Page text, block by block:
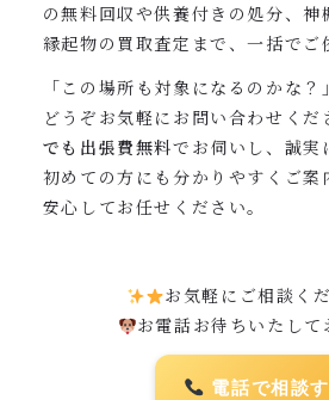
の無料回収や供養付きの処分、神
縁起物の買取査定まで、一括でご
「この場所も対象になるのかな？
どうぞお気軽にお問い合わせくだ
でも出張費無料でお伺いし、誠実
初めての方にも分かりやすくご案
安心してお任せください。
お気軽にご相談く
お電話お待ちいたして
電話で相談